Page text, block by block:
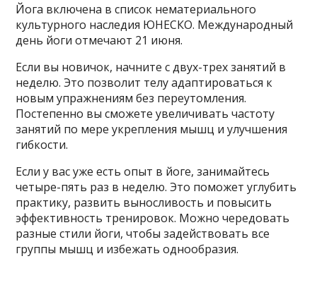
Йога включена в список нематериального
культурного наследия ЮНЕСКО. Международный
день йоги отмечают 21 июня.
Если вы новичок, начните с двух-трех занятий в
неделю. Это позволит телу адаптироваться к
новым упражнениям без переутомления.
Постепенно вы сможете увеличивать частоту
занятий по мере укрепления мышц и улучшения
гибкости.
Если у вас уже есть опыт в йоге, занимайтесь
четыре-пять раз в неделю. Это поможет углубить
практику, развить выносливость и повысить
эффективность тренировок. Можно чередовать
разные стили йоги, чтобы задействовать все
группы мышц и избежать однообразия.